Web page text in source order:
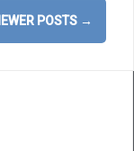
POSTS →